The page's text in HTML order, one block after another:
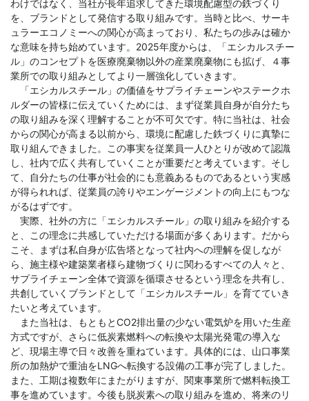
わけではなく、当社が長年追求してきた環境配慮型の鉄づくり
を、ブランドとして発信する取り組みです。当時と比べ、サーキ
ュラーエコノミーへの関心が高まっており、私たちの歩みは確か
な意味を持ち始めています。2025年度からは、「エシカルスチー
ル」のコンセプトを医療廃棄物以外の産業廃棄物にも拡げ、４事
業所での取り組みとしてより一層強化していきます。
「エシカルスチール」の価値をサプライチェーンやステークホ
ルダーの皆様に伝えていくためには、まず従業員自身が自分たち
の取り組みを深く理解することが不可欠です。特に当社は、社会
からの関心が高まる以前から、環境に配慮した鉄づくりに真摯に
取り組んできました。この事実を従業員一人ひとりが改めて認識
し、社内で広く共有していくことが重要だと考えています。そし
て、自分たちの仕事が社会的にも意義あるものであるという実感
が得られれば、従業員の誇りやエンゲージメントの向上にもつな
がるはずです。
実際、社外の方に「エシカルスチール」の取り組みを紹介する
と、この理念に共感していただける場面が多くあります。だから
こそ、まずは私自身が広告塔となって社内への理解を促しなが
ら、施主様や建築業者様ら建物づくりに関わるすべての人々と、
サプライチェーン全体で資源を循環させるという理念を共有し、
共創していくブランドとして「エシカルスチール」を育てていき
たいと考えています。
また当社は、もともとCO2排出量の少ない電気炉を用いた生産
方式ですが、さらに低炭素燃料への転換や太陽光発電の導入な
ど、現場主導で日々改善を重ねています。具体的には、山口事業
所の加熱炉で重油をLNGへ転換する設備の工事が完了しました。
また、工期は複数年にまたがりますが、関東事業所で燃料転換工
事を進めています。今後も脱炭素への取り組みを進め、将来のリ